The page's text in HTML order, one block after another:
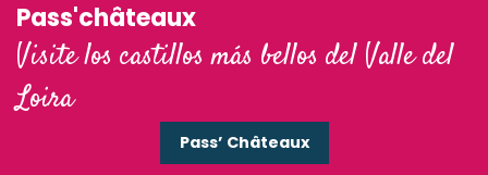
Pass'châteaux
Visite los castillos más bellos del Valle del
Loira
Pass’ Châteaux